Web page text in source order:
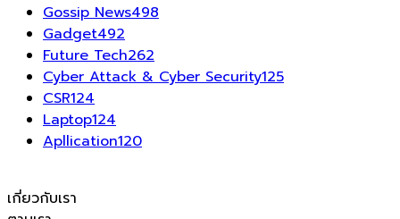
Gossip News498
Gadget492
Future Tech262
Cyber Attack & Cyber Security125
CSR124
Laptop124
Apllication120
เกี่ยวกับเรา